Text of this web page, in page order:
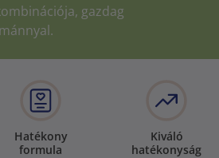
gazdag
Hatékony
formula
Kiváló
hatékonyság